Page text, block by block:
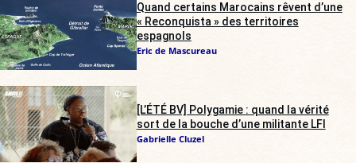
Quand certains Marocains rêvent d’une
« Reconquista » des territoires
espagnols
Eric de Mascureau
[L’ÉTÉ BV] Polygamie : quand la vérité
sort de la bouche d’une militante LFI
Gabrielle Cluzel